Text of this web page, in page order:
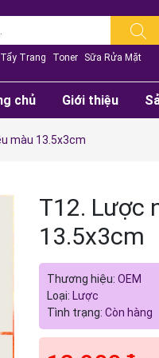
Tẩy Trang Toner Sữa Rửa Mặt
chủ Giới thiệu
màu 13.5x3cm
T12. Lược
13.5x3cm
Thương hiệu: OEM
Loại: Lược
Tình trạng: Còn hàng
Điều